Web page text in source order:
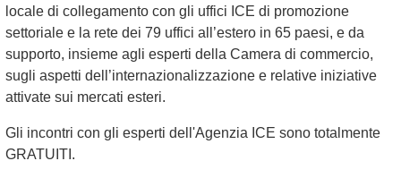
locale di collegamento con gli uffici ICE di promozione
settoriale e la rete dei 79 uffici all’estero in 65 paesi, e da
supporto, insieme agli esperti della Camera di commercio,
sugli aspetti dell’internazionalizzazione e relative iniziative
attivate sui mercati esteri.
Gli incontri con gli esperti dell'Agenzia ICE sono totalmente
GRATUITI.